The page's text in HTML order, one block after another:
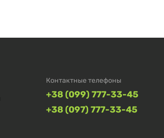
Контактные телефоны
+38 (099) 777-33-45
+38 (097) 777-33-45